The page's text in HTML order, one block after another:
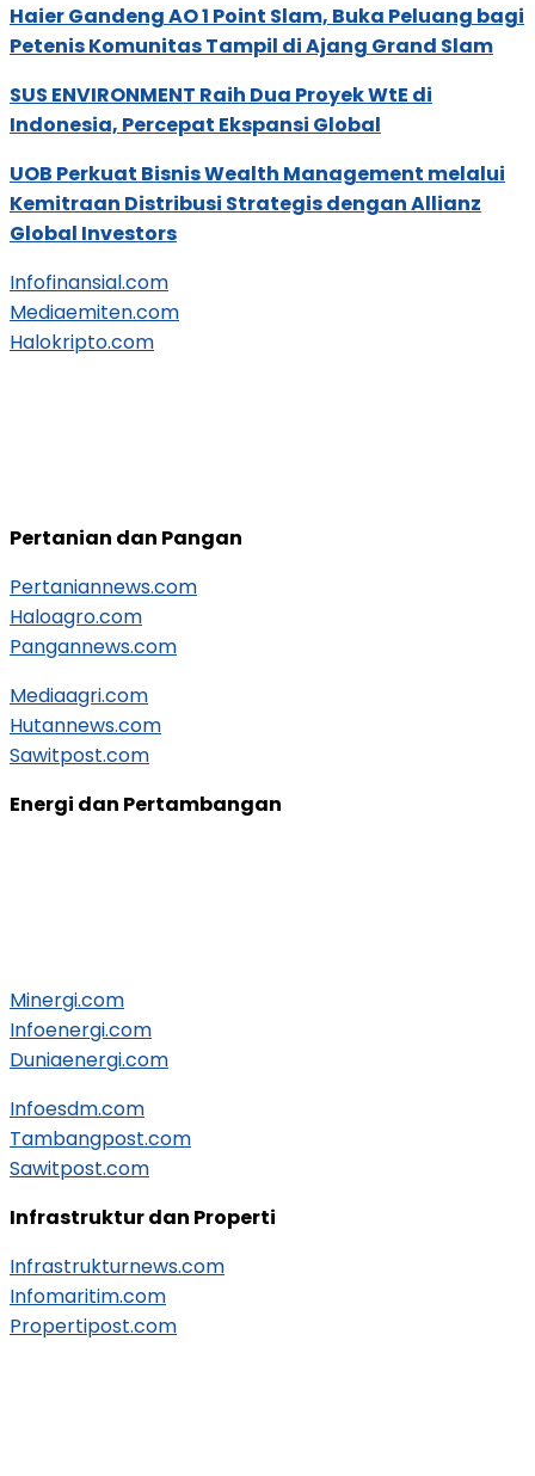
Haier Gandeng AO 1 Point Slam, Buka Peluang bagi
Petenis Komunitas Tampil di Ajang Grand Slam
SUS ENVIRONMENT Raih Dua Proyek WtE di
Indonesia, Percepat Ekspansi Global
UOB Perkuat Bisnis Wealth Management melalui
Kemitraan Distribusi Strategis dengan Allianz
Global Investors
Infofinansial.com
Mediaemiten.com
Halokripto.com
Pertanian dan Pangan
Pertaniannews.com
Haloagro.com
Pangannews.com
Mediaagri.com
Hutannews.com
Sawitpost.com
Energi dan Pertambangan
Minergi.com
Infoenergi.com
Duniaenergi.com
Infoesdm.com
Tambangpost.com
Sawitpost.com
Infrastruktur dan Properti
Infrastrukturnews.com
Infomaritim.com
Propertipost.com